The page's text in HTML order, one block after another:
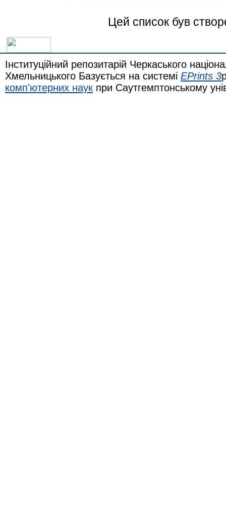
Цей список був
Інституційний репозитарій Черкаського
Хмельницького Базується на системі EPrints 3
комп'ютерних наук при Саутгемптонському